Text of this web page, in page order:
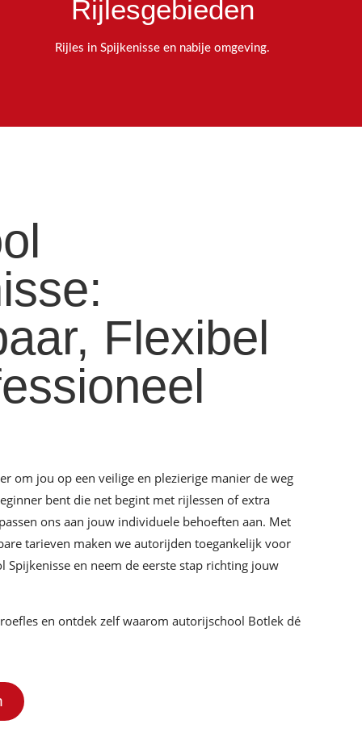
Rijlesgebieden
Rijles in Spijkenisse en nabije omgeving.
Flexibel
om jou op een veilige en plezierige manier de weg
bent die net begint met rijlessen of extra
ons aan jouw individuele behoeften aan. Met
tarieven maken we autorijden toegankelijk voor
Spijkenisse en neem de eerste stap richting jouw
en ontdek zelf waarom autorijschool Botlek dé